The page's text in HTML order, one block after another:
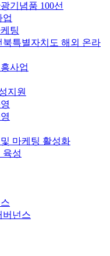
기념품 100선
업
팅
특별자치도 해외 온라
사업
지원
마케팅 활성화
육성
버넌스